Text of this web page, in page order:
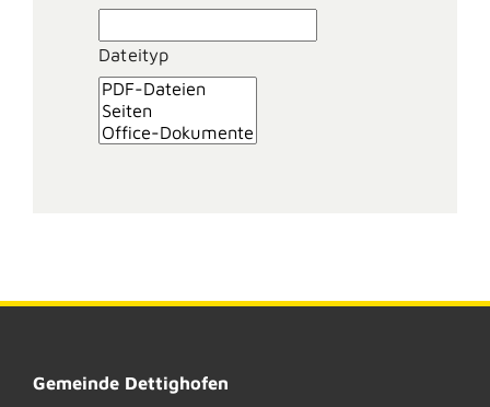
Dateityp
Gemeinde Dettighofen